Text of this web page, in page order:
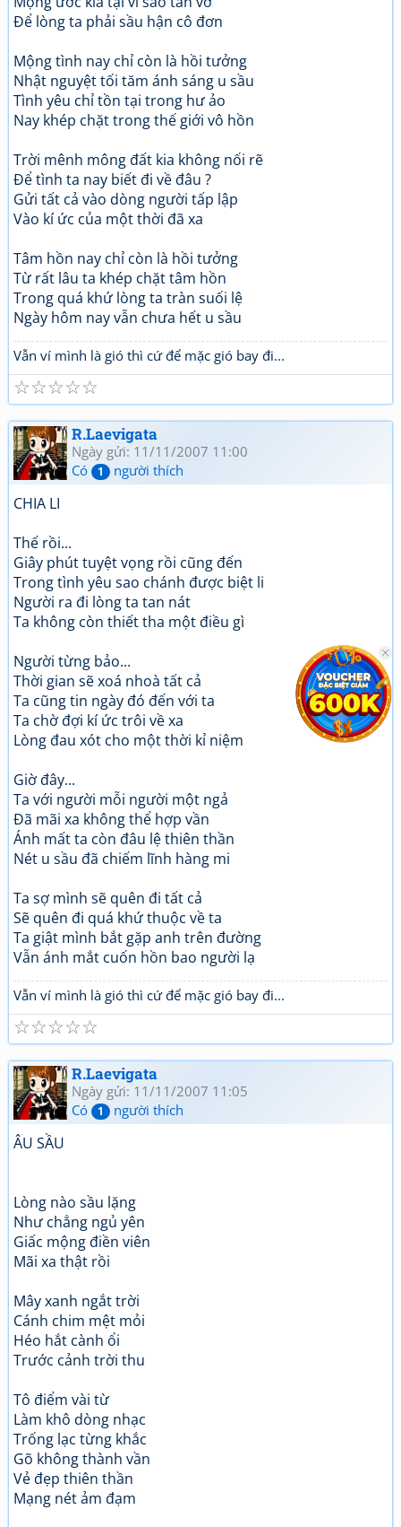
Để lòng ta phải sầu hận cô đơn
Mộng tình nay chỉ còn là hồi tưởng
Nhật nguyệt tối tăm ánh sáng u sầu
Tình yêu chỉ tồn tại trong hư ảo
Nay khép chặt trong thế giới vô hồn
Trời mênh mông đất kia không nối rẽ
Để tình ta nay biết đi về đâu ?
Gửi tất cả vào dòng người tấp lập
Vào kí ức của một thời đã xa
Tâm hồn nay chỉ còn là hồi tưởng
Từ rất lâu ta khép chặt tâm hồn
Trong quá khứ lòng ta tràn suối lệ
Ngày hôm nay vẫn chưa hết u sầu
Vẫn ví mình là gió thì cứ để mặc gió bay đi...
☆
☆
☆
☆
☆
R.Laevigata
Ngày gửi: 11/11/2007 11:00
Có
1 người thích
CHIA LI
Thế rồi...
Giây phút tuyệt vọng rồi cũng đến
Trong tình yêu sao chánh được biệt li
Người ra đi lòng ta tan nát
Ta không còn thiết tha một điều gì
Người từng bảo...
Thời gian sẽ xoá nhoà tất cả
Ta cũng tin ngày đó đến với ta
Ta chờ đợi kí ức trôi về xa
Lòng đau xót cho một thời kỉ niệm
Giờ đây...
Ta với người mỗi người một ngả
Đã mãi xa không thể hợp vần
Ánh mất ta còn đâu lệ thiên thần
Nét u sầu đã chiếm lĩnh hàng mi
Ta sợ mình sẽ quên đi tất cả
Sẽ quên đi quá khứ thuộc về ta
Ta giật mình bắt gặp anh trên đường
Vẫn ánh mắt cuốn hồn bao người lạ
Vẫn ví mình là gió thì cứ để mặc gió bay đi...
☆
☆
☆
☆
☆
R.Laevigata
Ngày gửi: 11/11/2007 11:05
Có
1 người thích
ÂU SẦU
Lòng nào sầu lặng
Như chẳng ngủ yên
Giấc mộng điền viên
Mãi xa thật rồi
Mây xanh ngắt trời
Cánh chim mệt mỏi
Héo hắt cành ổi
Trước cảnh trời thu
Tô điểm vài từ
Làm khô dòng nhạc
Trống lạc từng khắc
Gõ không thành vần
Vẻ đẹp thiên thần
Mạng nét ảm đạm